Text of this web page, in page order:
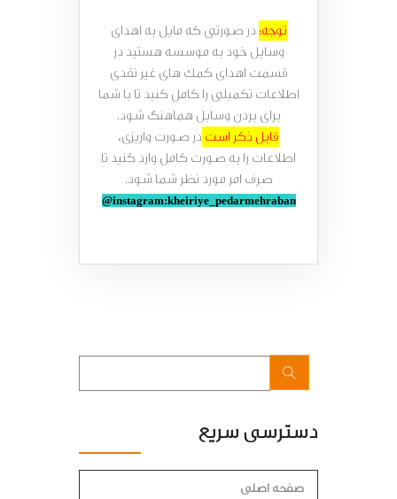
توجه: در صورتی که مایل به اهدای
وسایل خود به موسسه هستید در
قسمت اهدای کمک های غیر نقدی
اطلاعات تکمیلی را کامل کنید تا با شما
برای بردن وسایل هماهنگ شود.
قابل ذکر است در صورت واریزی،
اطلاعات را به صورت کامل وارد کنید تا
صرف امر مورد نظر شما شود.
instagram:kheiriye_pedarmehraban@
دسترسی سریع
صفحه اصلی